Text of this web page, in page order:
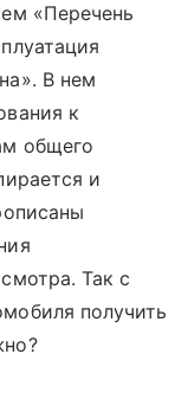
«Перечень
В нем
к
общего
и
Так с
получить